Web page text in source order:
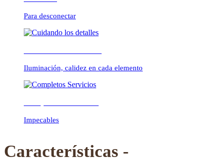
Previous Next
Para desconectar
Iluminación, calidez en cada elemento
Impecables
Características -